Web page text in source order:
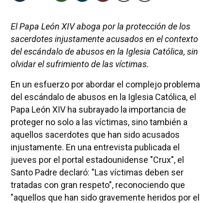
El Papa León XIV aboga por la protección de los
sacerdotes injustamente acusados en el contexto
del escándalo de abusos en la Iglesia Católica, sin
olvidar el sufrimiento de las víctimas.
En un esfuerzo por abordar el complejo problema
del escándalo de abusos en la Iglesia Católica, el
Papa León XIV ha subrayado la importancia de
proteger no solo a las víctimas, sino también a
aquellos sacerdotes que han sido acusados
injustamente. En una entrevista publicada el
jueves por el portal estadounidense "Crux", el
Santo Padre declaró: "Las víctimas deben ser
tratadas con gran respeto", reconociendo que
"aquellos que han sido gravemente heridos por el